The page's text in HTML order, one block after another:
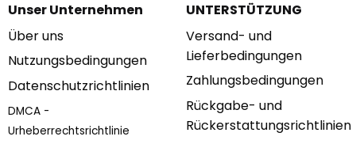
Unser Unternehmen
Über uns
Nutzungsbedingungen
Datenschutzrichtlinien
DMCA -
Urheberrechtsrichtlinie
UNTERSTÜTZUNG
Versand- und
Lieferbedingungen
Zahlungsbedingungen
Rückgabe- und
Rückerstattungsrichtlinien